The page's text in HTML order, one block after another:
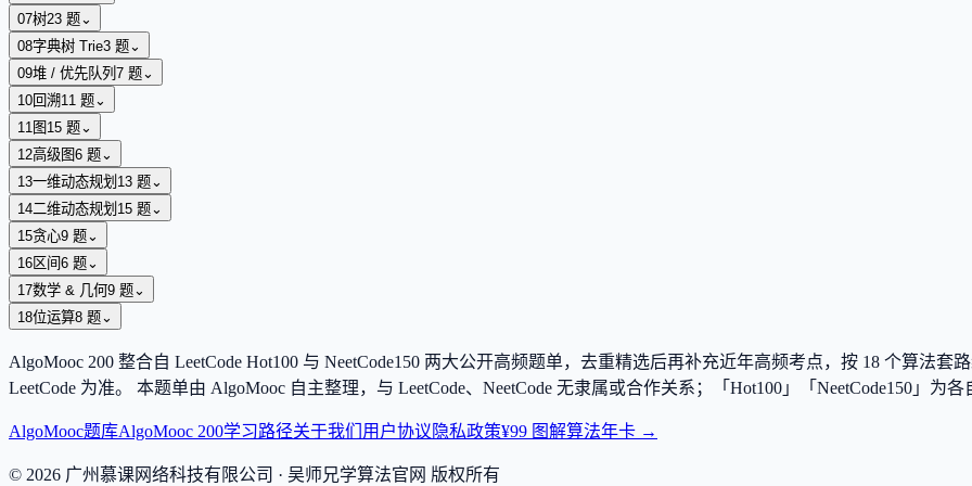
07树23 题 ⌄
08字典树 Trie3 题 ⌄
09堆 / 优先队列 7 题 ⌄
10 回溯11 题 ⌄
11 图 15 题 ⌄
12高级图6 题 ⌄
13一维动态规划 13 题 ⌄
14二维动态规划 15 题 ⌄
15贪心9 题 ⌄
16 区间 6 题 ⌄
17数学 & 几何9 题 ⌄
18位运算8 题 ⌄
AlgoMooc 200 整合自 LeetCode Hot100 与 NeetCode150 两大公开高频题单，去重精选后再补充近年高频考点，按 18 个算法套
LeetCode 为准。 本题单由 AlgoMooc 自主整理，与 LeetCode、NeetCode 无隶属或合作关系；「Hot100」「NeetCode150」
AlgoMooc题库AlgoMooc 200学习路径关于我们 用户协议 隐私政策¥99 图解算法年卡 →
© 2026 广州慕课网络科技有限公司 · 吴师兄学算法官网 版权所有